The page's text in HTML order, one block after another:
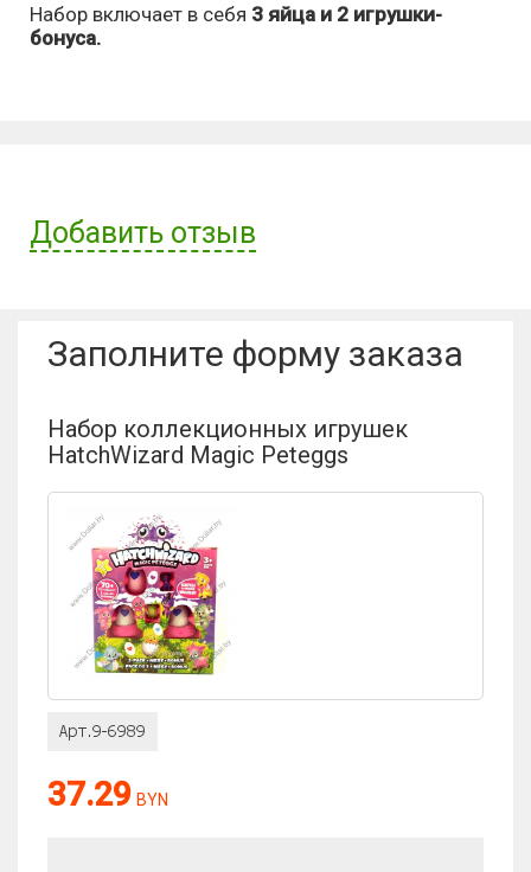
Набор включает в себя 3 яйца и 2 игрушки-
бонуса.
Добавить отзыв
Заполните форму заказа
Набор коллекционных игрушек
HatchWizard Magic Peteggs
37.29 BYN